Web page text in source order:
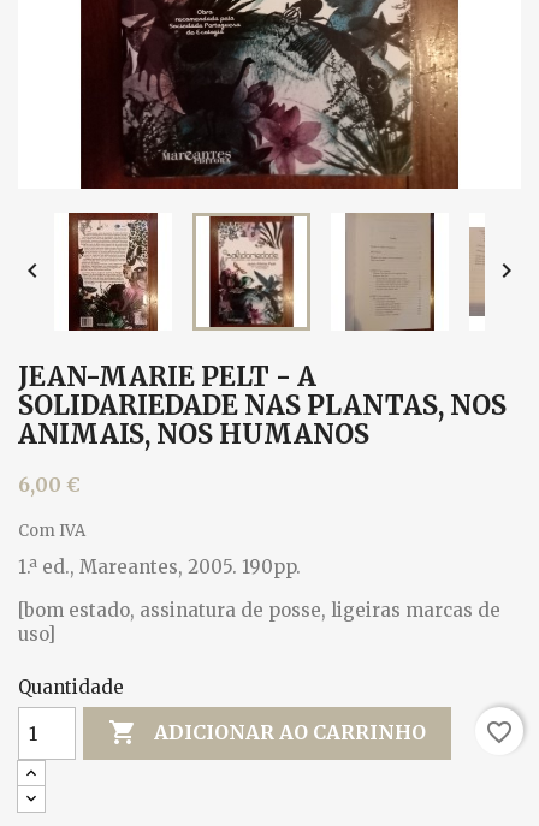
 
JEAN-MARIE PELT - A
SOLIDARIEDADE NAS PLANTAS, NOS
ANIMAIS, NOS HUMANOS
6,00 €
Com IVA
1.ª ed., Mareantes, 2005. 190pp.
[bom estado, assinatura de posse, ligeiras marcas de
uso]
Quantidade
 ADICIONAR AO CARRINHO favorite_border